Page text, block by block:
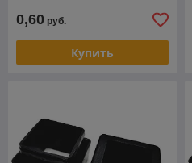
0,60 руб.
Купить